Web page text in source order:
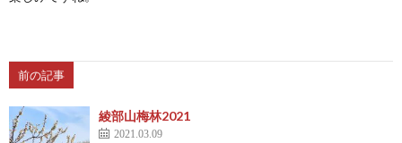
前の記事
綾部山梅林2021
2021.03.09